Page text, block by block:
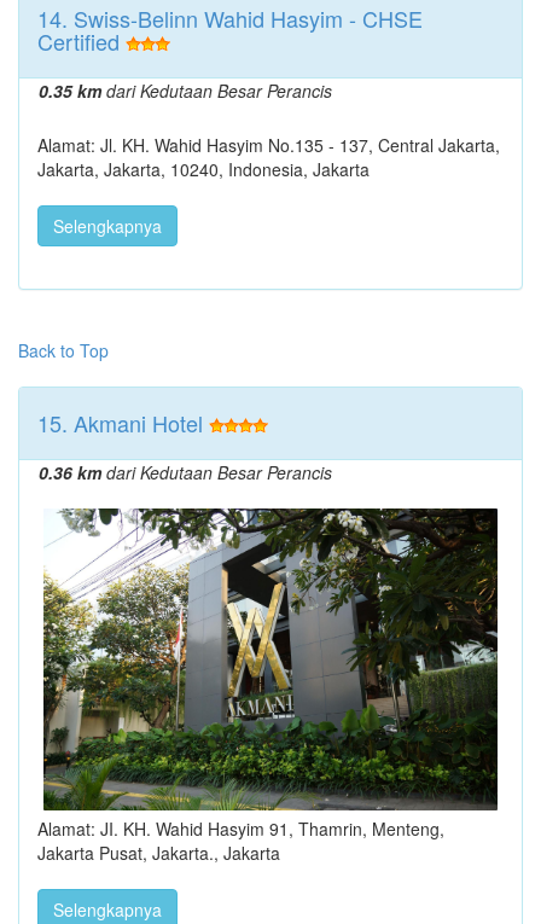
14. Swiss-Belinn Wahid Hasyim - CHSE
Certified
0.35 kmdari Kedutaan Besar Perancis
Alamat: Jl. KH. Wahid Hasyim No.135 - 137, Central Jakarta,
Jakarta, Jakarta, 10240, Indonesia, Jakarta
Selengkapnya
Back to Top
15. Akmani Hotel
0.36 kmdari Kedutaan Besar Perancis
Alamat: JI. KH. Wahid Hasyim 91, Thamrin, Menteng,
Jakarta Pusat, Jakarta., Jakarta
Selengkapnya